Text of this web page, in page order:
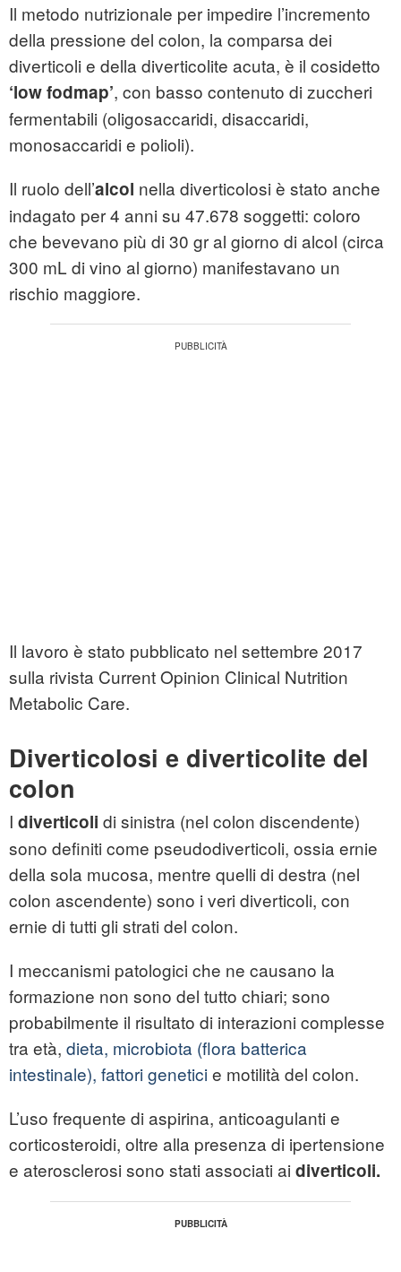
Il metodo nutrizionale per impedire l’incremento
della pressione del colon, la comparsa dei
diverticoli e della diverticolite acuta, è il cosidetto
‘low fodmap’, con basso contenuto di zuccheri
fermentabili (oligosaccaridi, disaccaridi,
monosaccaridi e polioli).
Il ruolo dell’alcol nella diverticolosi è stato anche
indagato per 4 anni su 47.678 soggetti: coloro
che bevevano più di 30 gr al giorno di alcol (circa
300 mL di vino al giorno) manifestavano un
rischio maggiore.
Il lavoro è stato pubblicato nel settembre 2017
sulla rivista Current Opinion Clinical Nutrition
Metabolic Care.
Diverticolosi e diverticolite del
colon
I diverticoli di sinistra (nel colon discendente)
sono definiti come pseudodiverticoli, ossia ernie
della sola mucosa, mentre quelli di destra (nel
colon ascendente) sono i veri diverticoli, con
ernie di tutti gli strati del colon.
I meccanismi patologici che ne causano la
formazione non sono del tutto chiari; sono
probabilmente il risultato di interazioni complesse
tra età, dieta, microbiota (flora batterica
intestinale), fattori geneticie motilità del colon.
L’uso frequente di aspirina, anticoagulanti e
corticosteroidi, oltre alla presenza di ipertensione
e aterosclerosi sono stati associati ai diverticoli.